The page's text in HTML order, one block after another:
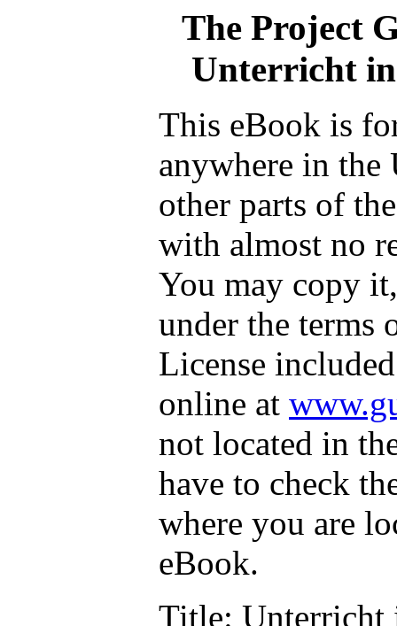
The Project
Unterricht
This eBook is
anywhere in the
other parts of
with almost no
You may copy
under the terms
License
online at
not located in
have to check
where you are
eBook.
Title: Unterricht